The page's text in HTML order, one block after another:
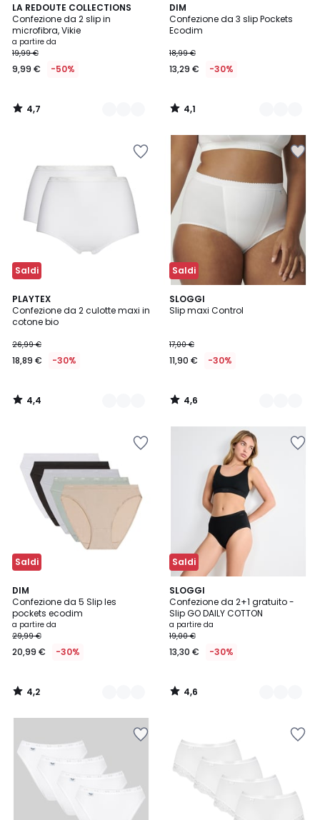
LA REDOUTE COLLECTIONS
Confezione da 2 slip in
microfibra, Vikie
a partire da
19,99 €
9,99 € -50%
4,7
/ 5
3
Colori
4,7
/
DIM
Confezione da 3 slip Pockets
Ecodim
18,99 €
13,29 € -30%
4,1
/ 5
5
Colori
4,1
/
Saldi
PLAYTEX
Confezione da 2 culotte maxi in
cotone bio
26,99 €
18,89 € -30%
4,4
/ 5
2
Colori
4,4
/
Saldi
SLOGGI
Slip maxi Control
17,00 €
11,90 € -30%
4,6
/ 5
2
Colori
4,6
/
Saldi
DIM
Confezione da 5 Slip les
pockets ecodim
a partire da
29,99 €
20,99 € -30%
4,2
/ 5
2
Colori
4,2
/
Saldi
SLOGGI
Confezione da 2+1 gratuito -
Slip GO DAILY COTTON
a partire da
19,00 €
13,30 € -30%
4,6
/ 5
3
Colori
4,6
/